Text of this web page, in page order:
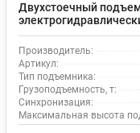
Двухстоечный
110-1850 мм
Производитель:
Артикул:
Тип подъемника:
Грузоподъемность, т:
Синхронизация:
Максимальная высота